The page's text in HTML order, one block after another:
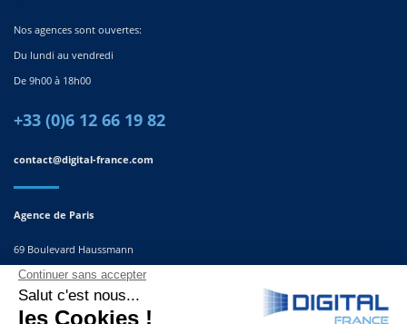
Nos agences sont ouvertes:
Du lundi au vendredi
De 9h00 à 18h00
+33 (0)6 12 66 19 82
contact@digital-france.com
Agence de Paris
69 Boulevard Haussmann
75008, Paris
France